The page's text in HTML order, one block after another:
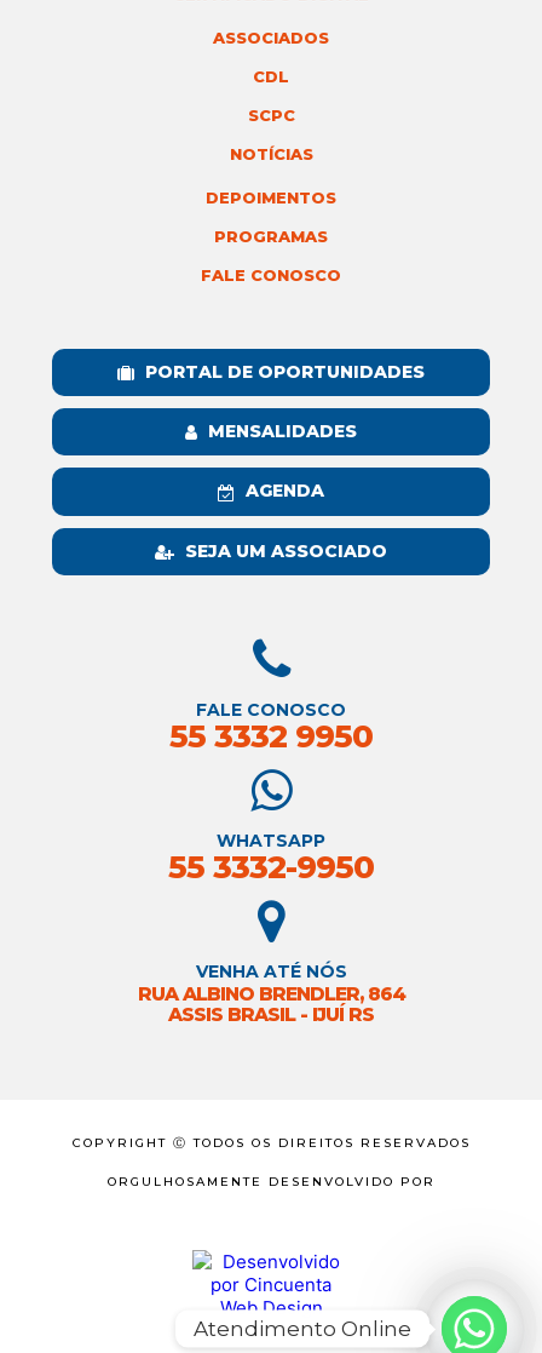
ASSOCIADOS
CDL
SCPC
NOTÍCIAS
DEPOIMENTOS
PROGRAMAS
FALE CONOSCO
PORTAL DE OPORTUNIDADES
MENSALIDADES
AGENDA
SEJA UM ASSOCIADO
FALE CONOSCO
55 3332 9950
WHATSAPP
55 3332-9950
VENHA ATÉ NÓS
RUA ALBINO BRENDLER, 864
ASSIS BRASIL - IJUÍ RS
COPYRIGHT Ⓒ TODOS OS DIREITOS RESERVADOS
ORGULHOSAMENTE DESENVOLVIDO POR
Atendimento Online